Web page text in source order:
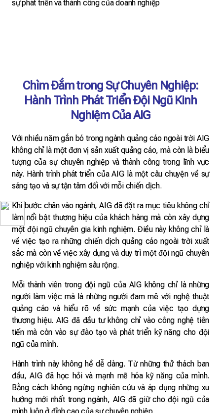
sự phát triển và thành công của doanh nghiệp
Chìm Đắm trong Sự Chuyên Nghiệp:
Hành Trình Phát Triển Đội Ngũ Kinh
Nghiệm Của AIG
Với nhiều năm gắn bó trong ngành quảng cáo ngoài trời AIG
không chỉ là một đơn vị sản xuất quảng cáo, mà còn là biểu
tượng của sự chuyên nghiệp và thành công trong lĩnh vực
này. Hành trình phát triển của AIG là một câu chuyện về sự
sáng tạo và sự tận tâm đối với mỗi chiến dịch.
Khi bước chân vào ngành, AIG đã đặt ra mục tiêu không chỉ
làm nổi bật thương hiệu của khách hàng mà còn xây dựng
một đội ngũ chuyên gia kinh nghiệm. Điều này không chỉ là
về việc tạo ra những chiến dịch quảng cáo ngoài trời xuất
sắc mà còn về việc xây dựng và duy trì một đội ngũ chuyên
nghiệp với kinh nghiệm sâu rộng.
Mỗi thành viên trong đội ngũ của AIG không chỉ là những
người làm việc mà là những người đam mê với nghệ thuật
quảng cáo và hiểu rõ về sức mạnh của việc tạo dựng
thương hiệu. AIG đã đầu tư không chỉ vào công nghệ tiên
tiến mà còn vào sự đào tạo và phát triển kỹ năng cho đội
ngũ của mình.
Hành trình này không hề dễ dàng. Từ những thử thách ban
đầu, AIG đã học hỏi và mạnh mẽ hóa kỹ năng của mình.
Bằng cách không ngừng nghiên cứu và áp dụng những xu
hướng mới nhất trong ngành, AIG đã giữ cho đội ngũ của
mình luôn ở đỉnh cao của sự chuyên nghiệp.